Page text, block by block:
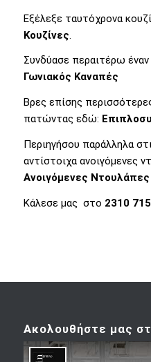
Εξέλεξε ταυτόχρονα
Κουζίνες
Συνδύασε περαιτέρω
Γωνιακός Καναπές
Βρες επίσης
πατώντας εδώ:
Περιηγήσου παράλληλα
αντίστοιχα ανοιγόμενες
Ανοιγόμενες Ντουλάπες
Κάλεσε μας στο 2310
Ακολουθήστε μας